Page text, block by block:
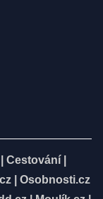
Cestování
Osobnosti.cz